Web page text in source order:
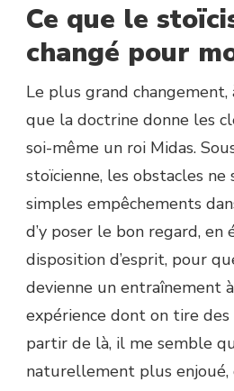
Ce que le
changé pour
Le plus grand changement,
que la doctrine donne les
soi-même un roi Midas.
stoïcienne, les obstacles ne
simples empêchements
d’y poser le bon regard, en
disposition d’esprit, pour
devienne un entraînement
expérience dont on tire des
partir de là, il me semble
naturellement plus enjoué,